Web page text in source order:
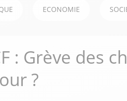
ECONOMIE
: Grève des
?